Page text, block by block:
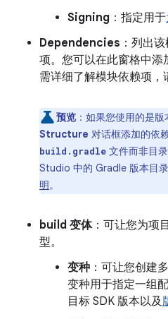
Signing ：指定用于
Dependencies ：列出
项。您可以在此窗格中添
需详细了解模块依赖项，
预览 ：如果您使用的是
Structure 对话框添加的依
build.gradle 文件而非目
Studio 中的 Gradle 版本目
明。
build 变体：可让您为项
型。
变种 ：可让您创建
变种用于指定一组
目标 SDK 版本以及